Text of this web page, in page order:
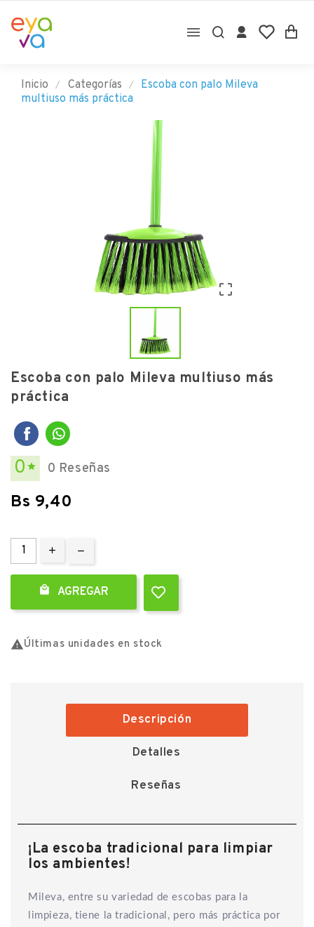

Inicio Categorías
Escoba con palo Mileva
multiuso más práctica

Escoba con palo Mileva multiuso más
práctica
0  0 Reseñas
Bs 9,40
 AGREGAR
Últimas unidades en stock
Descripción
Detalles
Reseñas
¡La escoba tradicional para limpiar
los ambientes!
Mileva, entre su variedad de escobas para la
limpieza, tiene la tradicional, pero más práctica por